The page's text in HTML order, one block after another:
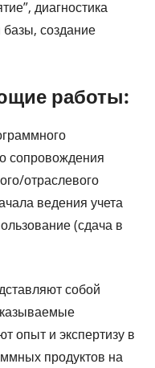
диагностика
создание
работы:
сопровождения
отраслевого
ведения учета
(сдача в
собой
опыт и экспертизу в
продуктов на